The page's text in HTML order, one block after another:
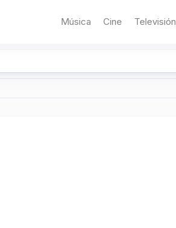
Música Cine Televisión